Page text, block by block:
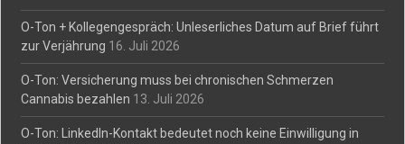
O-Ton + Kollegengespräch: Unleserliches Datum auf Brief führt
zur Verjährung 16. Juli 2026
O-Ton: Versicherung muss bei chronischen Schmerzen
Cannabis bezahlen 13. Juli 2026
O-Ton: LinkedIn-Kontakt bedeutet noch keine Einwilligung in